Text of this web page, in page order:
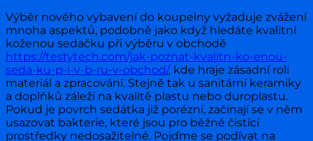
Výběr nového vybavení do koupelny vyžaduje zvážení
mnoha aspektů, podobně jako když hledáte kvalitní
koženou sedačku při výběru v obchodě
https://testytech.com/jak-poznat-kvalitn-ko-enou-
seda-ku-p-i-v-b-ru-v-obchod/, kde hraje zásadní roli
materiál a zpracování. Stejně tak u sanitární keramiky
a doplňků záleží na kvalitě plastu nebo duroplastu.
Pokud je povrch sedátka již porézní, začínají se v něm
usazovat bakterie, které jsou pro běžné čistící
prostředky nedosažitelné. Pojďme se podívat na